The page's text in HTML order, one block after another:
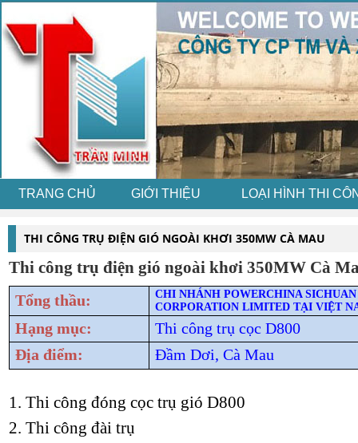
TRANG CHỦ GIỚI THIỆU LOẠI HÌNH THI
THI CÔNG TRỤ ĐIỆN GIÓ NGOÀI KHƠI 350MW CÀ MAU
Thi công trụ điện gió ngoài khơi 350MW Cà
Tổng thầu:
CHI NHÁNH POWERCHINA
CORPORATION LIMITED TẠI VIỆT
Hạng mục:
Thi công trụ cọc D800
Địa điểm:
Đầm Dơi, Cà Mau
1. Thi công đóng cọc trụ gió D800
2. Thi công đài trụ